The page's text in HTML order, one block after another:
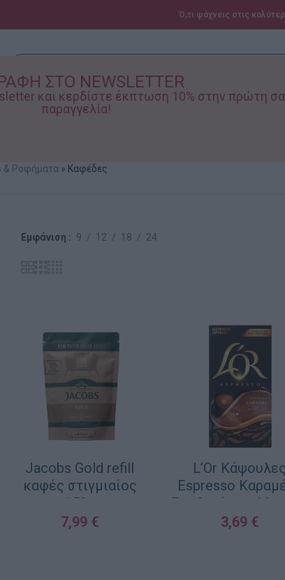
ΣΤΟ NEWSLETTER
και κερδίστε έκπτωση 10% στην πρώτη
παραγγελία!
Ό,τι ψάχνεις στις
& Ροφήματα » Καφέδες
Εμφάνιση 9 12 18 24
Jacobs Gold refill
καφές στιγμιαίος
150g
7,99 €
L’Or Κάψουλες
Espresso
Συμβατές με
Nespresso
3,69 €